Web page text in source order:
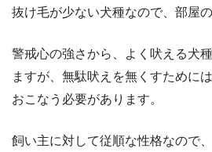
抜け毛が少ない犬種なので、部屋
警戒心の強さから、よく吠える犬
ますが、無駄吠えを無くすために
おこなう必要があります。
飼い主に対して従順な性格なので